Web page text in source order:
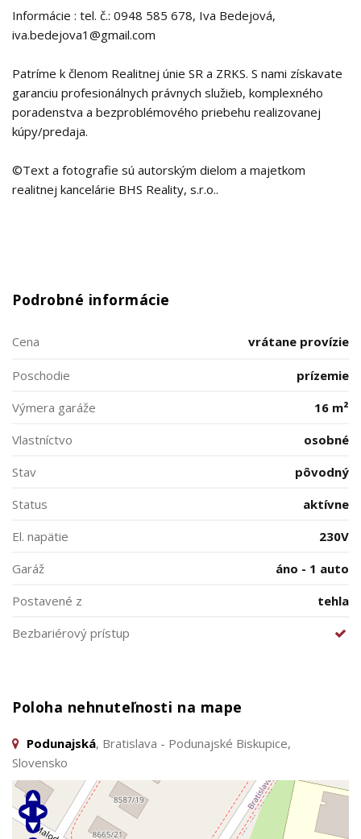
Informácie : tel. č.: 0948 585 678, Iva Bedejová,
iva.bedejova1@gmail.com
Patríme k členom Realitnej únie SR a ZRKS. S nami získavate
garanciu profesionálnych právnych služieb, komplexného
poradenstva a bezproblémového priebehu realizovanej
kúpy/predaja.
©Text a fotografie sú autorským dielom a majetkom
realitnej kancelárie BHS Reality, s.r.o..
Podrobné informácie
Cena vrátane provízie
Poschodie
prízemie
Výmera garáže
16 m²
Vlastníctvo
osobné
Stav
pôvodný
Status
aktívne
El. napätie
230V
Garáž
áno - 1 auto
Postavené z
tehla
Bezbariérový prístup
Poloha nehnuteľnosti na mape
Podunajská, Bratislava - Podunajské Biskupice,
Slovensko